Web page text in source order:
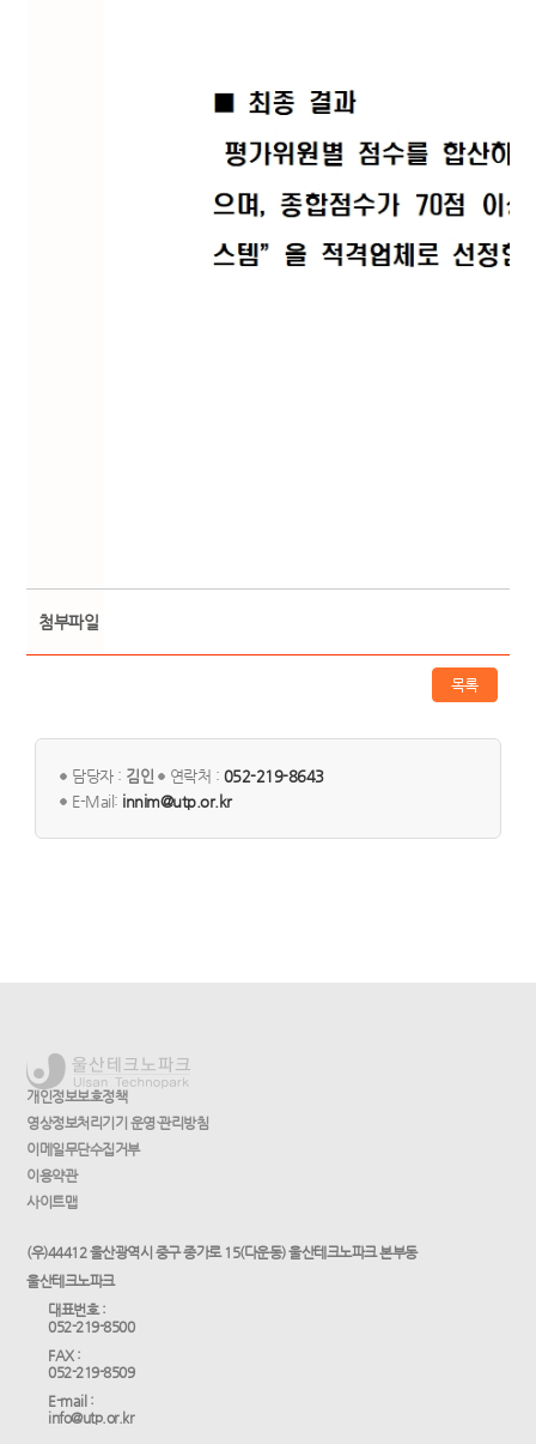
첨부파일
목록
담당자 : 김인 연락처 : 052-219-8643
E-Mail: innim@utp.or.kr
개인정보보호정책
영상정보처리기기 운영·관리방침
이메일무단수집거부
이용약관
사이트맵
(우)44412 울산광역시 중구 종가로 15(다운동) 울산테크노파크 본부동
울산테크노파크
대표번호 :
052-219-8500
FAX :
052-219-8509
E-mail :
info@utp.or.kr